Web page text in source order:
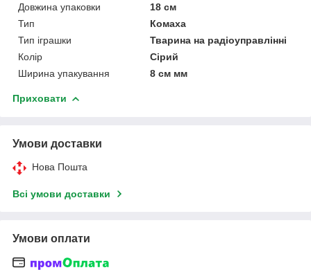
Довжина упаковки
18 см
Тип
Комаха
Тип іграшки
Тварина на радіоуправлінні
Колір
Сірий
Ширина упакування
8 см мм
Приховати
Умови доставки
Нова Пошта
Всі умови доставки
Умови оплати